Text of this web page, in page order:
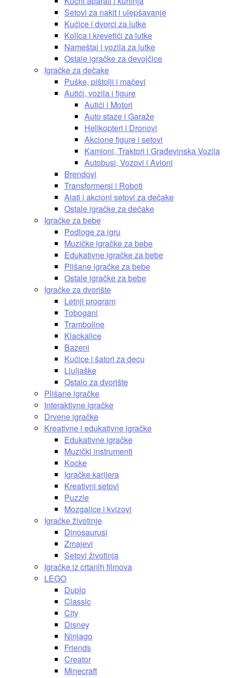
Setovi za nakit i ulepšavanje
Kućice i dvorci za lutke
Kolica i krevetići za lutke
Nameštaj i vozila za lutke
Ostale igračke za devojčice
Igračke za dečake
Puške, pištolji i mačevi
Autići, vozila i figure
Autići i Motori
Auto staze i Garaže
Helikopteri i Dronovi
Akcione figure i setovi
Kamioni, Traktori i Građevinska Vozila
Autobusi, Vozovi i Avioni
Brendovi
Transformersi i Roboti
Alati i akcioni setovi za dečake
Ostale igračke za dečake
Igračke za bebe
Podloge za igru
Muzičke igračke za bebe
Edukativne igračke za bebe
Plišane igračke za bebe
Ostale igračke za bebe
Igračke za dvorište
Letnji program
Tobogani
Tramboline
Klackalice
Bazeni
Kućice i šatori za decu
Ljuljaške
Ostalo za dvorište
Plišane igračke
Interaktivne igračke
Drvene igračke
Kreativne i edukativne igračke
Edukativne igračke
Muzički instrumenti
Kocke
Igračke karijera
Kreativni setovi
Puzzle
Mozgalice i kvizovi
Igračke životinje
Dinosaurusi
Zmajevi
Setovi životinja
Igračke iz crtanih filmova
LEGO
Duplo
Classic
City
Disney
Ninjago
Friends
Creator
Minecraft